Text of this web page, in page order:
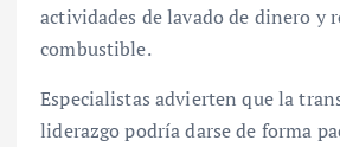
actividades de lavado de dinero y
combustible.
Especialistas advierten que la
liderazgo podría darse de forma